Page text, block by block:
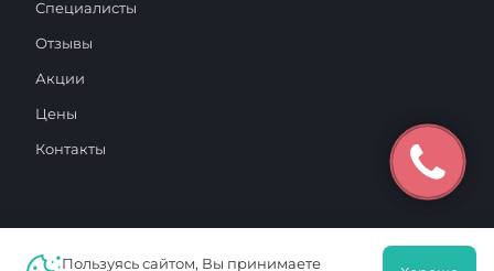
Специалисты
Отзывы
Акции
Цены
Контакты
Пользуясь сайтом, Вы принимаете